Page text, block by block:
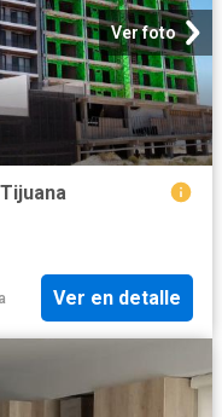
Ver foto
Ver en detalle